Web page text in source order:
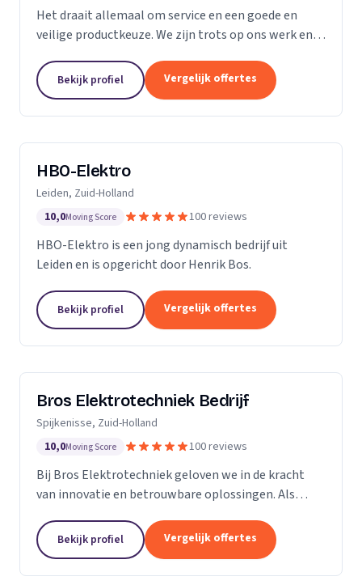
Het draait allemaal om service en een goede en
veilige productkeuze. We zijn trots op ons werk en
dan bij onszelf. We vinden ons werk belangrijk,...
Bekijk profiel Vergelijk offertes
HBO-Elektro
Leiden, Zuid-Holland
10,0Moving Score 100 reviews
HBO-Elektro is een jong dynamisch bedrijf uit
Leiden en is opgericht door Henrik Bos.
Bekijk profiel Vergelijk offertes
Bros Elektrotechniek Bedrijf
Spijkenisse, Zuid-Holland
10,0Moving Score 100 reviews
Bij Bros Elektrotechniek geloven we in de kracht
van innovatie en betrouwbare oplossingen. Als
we al meer dan 25 jaar hoogwaardige diensten aan
onze...
Bekijk profiel Vergelijk offertes